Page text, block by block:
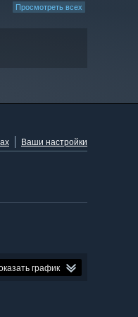
Просмотреть всех
Ваши настройки
график